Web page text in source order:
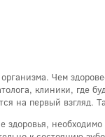
Чем
клиники, где
на первый
здоровья,